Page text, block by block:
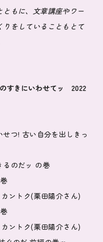
もに、文章講座やワー
りをしていることもとて
すきにいわせてッ 2022
つ! 古い自分を出しきっ
るのだッ の巻
ントク(栗田陽介さん)
ントク(栗田陽介さん)